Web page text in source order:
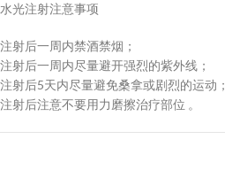
水光注射注意事项
注射后一周内禁酒禁烟；
注射后一周内尽量避开强烈的紫外线；
注射后5天内尽量避免桑拿或剧烈的运动；
注射后注意不要用力磨擦治疗部位 。